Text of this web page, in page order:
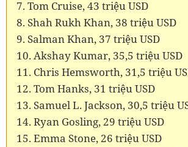
7. Tom Cruise, 43 triệu USD
8. Shah Rukh Khan, 38 triệu USD
9. Salman Khan, 37 triệu USD
10. Akshay Kumar, 35,5 triệu USD
11. Chris Hemsworth, 31,5 triệu
12. Tom Hanks, 31 triệu USD
13. Samuel L. Jackson, 30,5 triệu
14. Ryan Gosling, 29 triệu USD
15. Emma Stone, 26 triệu USD